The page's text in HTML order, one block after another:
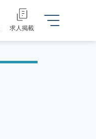
求人掲載